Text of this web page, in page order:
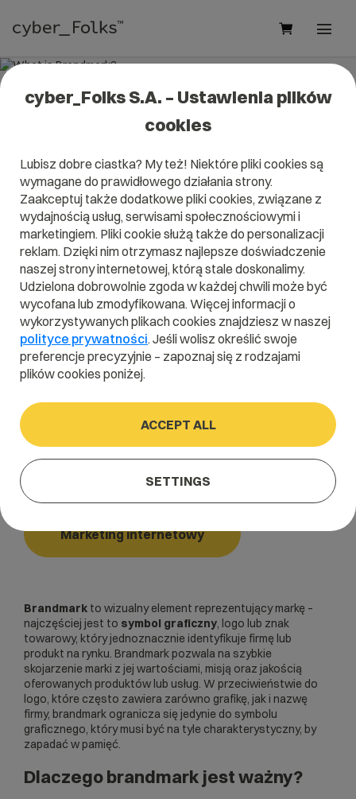
What is Brandmark?
It will help you better understand what exactly it is
Brandmarkand what is the meaning to you in everyday
use.
A B C D E F G H
I
J
K L M N O P Q
S
T U V W X Y Z
Home
Brandmark
Marketing internetowy
Brandmark to wizualny element reprezentujący markę –
najczęściej jest to symbol graficzny, logo lub znak
towarowy, który jednoznacznie identyfikuje firmę lub
produkt na rynku. Brandmark pozwala na szybkie
skojarzenie marki z jej wartościami, misją oraz jakością
oferowanych produktów lub usług. W przeciwieństwie do
logo, które często zawiera zarówno grafikę, jak i nazwę
firmy, brandmark ogranicza się jedynie do symbolu
graficznego, który musi być na tyle charakterystyczny, by
zapadać w pamięć.
Dlaczego brandmark jest ważny?
cyber_Folks S.A. – Ustawienia plików
cookies
Lubisz dobre ciastka? My też! Niektóre pliki cookies są
wymagane do prawidłowego działania strony.
Zaakceptuj także dodatkowe pliki cookies, związane z
wydajnością usług, serwisami społecznościowymi i
marketingiem. Pliki cookie służą także do personalizacji
reklam. Dzięki nim otrzymasz najlepsze doświadczenie
naszej strony internetowej, którą stale doskonalimy.
Udzielona dobrowolnie zgoda w każdej chwili może być
wycofana lub zmodyfikowana. Więcej informacji o
wykorzystywanych plikach cookies znajdziesz w naszej
polityce prywatności. Jeśli wolisz określić swoje
preferencje precyzyjnie – zapoznaj się z rodzajami
plików cookies poniżej.
ACCEPT ALL
SETTINGS